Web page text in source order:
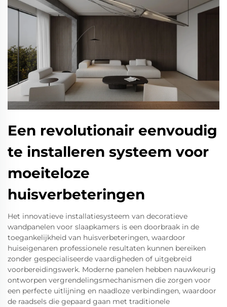
Een revolutionair eenvoudig
te installeren systeem voor
moeiteloze
huisverbeteringen
Het innovatieve installatiesysteem van decoratieve
wandpanelen voor slaapkamers is een doorbraak in de
toegankelijkheid van huisverbeteringen, waardoor
huiseigenaren professionele resultaten kunnen bereiken
zonder gespecialiseerde vaardigheden of uitgebreid
voorbereidingswerk. Moderne panelen hebben nauwkeurig
ontworpen vergrendelingsmechanismen die zorgen voor
een perfecte uitlijning en naadloze verbindingen, waardoor
de raadsels die gepaard gaan met traditionele